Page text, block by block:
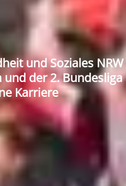
und Soziales NRW
der 2. Bundesliga
Karriere